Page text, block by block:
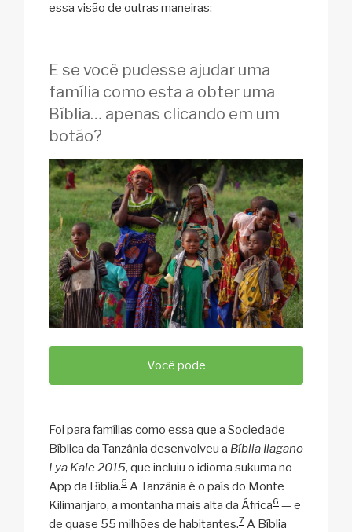
essa visão de outras maneiras:
E se você pudesse ajudar uma
família como esta a obter uma
Bíblia… apenas clicando em um
botão?
Você pode
Foi para famílias como essa que a Sociedade
Bíblica da Tanzânia desenvolveu a Bíblia Ilagano
Lya Kale 2015, que incluiu o idioma sukuma no
App da Bíblia.5 A Tanzânia é o país do Monte
Kilimanjaro, a montanha mais alta da África6 — e
de quase 55 milhões de habitantes.7 A Bíblia